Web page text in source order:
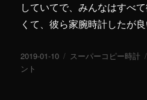
していてで、みんなはすべ
くて、彼ら家腕時計したが良
投
稿
2019-01-10
カ
スーパーコピー時計
ント